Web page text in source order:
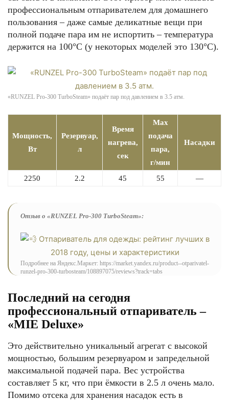
профессиональным отпаривателем для домашнего
пользования – даже самые деликатные вещи при
полной подаче пара им не испортить – температура
держится на 100°С (у некоторых моделей это 130°С).
«RUNZEL Pro-300 TurboSteam» подаёт пар под давлением в 3.5 атм.
Мощность,
Вт
Резервуар,
л
Время
нагрева,
сек
Max
подача
пара,
г/мин
Насадки
2250 2.2 45 55 —
Отзыв о «RUNZEL Pro-300 TurboSteam»:
Подробнее на Яндекс.Маркет: https://market.yandex.ru/product--otparivatel-
runzel-pro-300-turbosteam/108897075/reviews?track=tabs
Последний на сегодня
профессиональный отпариватель –
«MIE Deluxe»
Это действительно уникальный агрегат с высокой
мощностью, большим резервуаром и запредельной
максимальной подачей пара. Вес устройства
составляет 5 кг, что при ёмкости в 2.5 л очень мало.
Помимо отсека для хранения насадок есть в